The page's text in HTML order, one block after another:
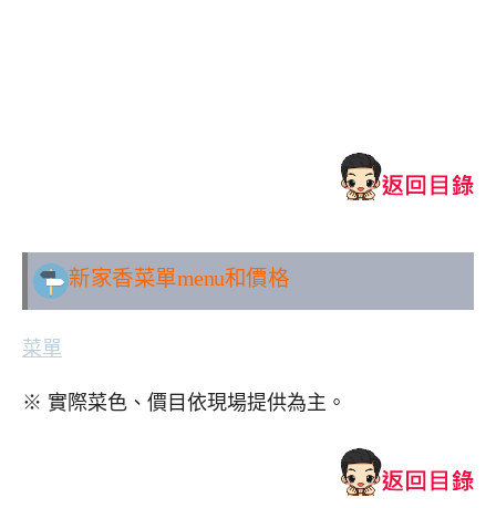
新家香菜單menu和價格
菜單
※ 實際菜色、價目依現場提供為主。